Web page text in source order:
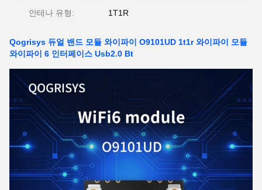
안테나 유형: 1T1R
Qogrisys 듀얼 밴드 모듈 와이파이 O9101UD 1t1r 와이파이 모듈
와이파이 6 인터페이스 Usb2.0 Bt